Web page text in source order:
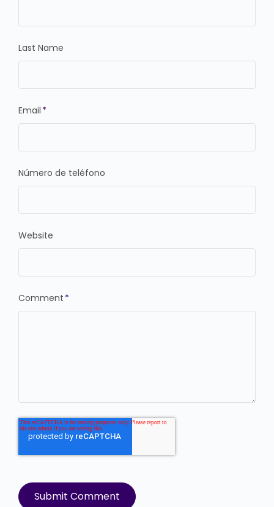
Last Name
Email *
Número de teléfono
Website
Comment *